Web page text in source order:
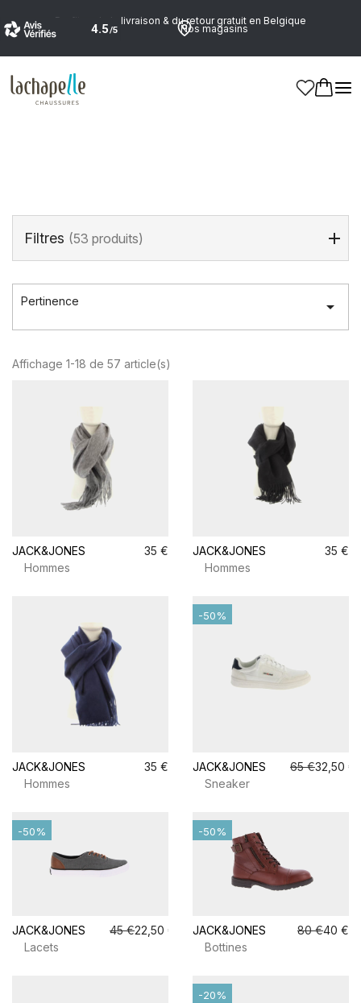
Profitez de la livraison & du retour gratuit en Belgique
Nos magasins
Accueil>Marques
Filtres (53 produits)
Pertinence 
Affichage 1-18 de 57 article(s)
JACK&JONES
35 €
Hommes
JACK&JONES
35 €
Hommes
JACK&JONES
35 €
Hommes
JACK&JONES 65 €32,50 €
Sneaker
-50%
JACK&JONES 45 €22,50 €
Lacets
-50%
JACK&JONES 80 €40 €
Bottines
-50%
-20%